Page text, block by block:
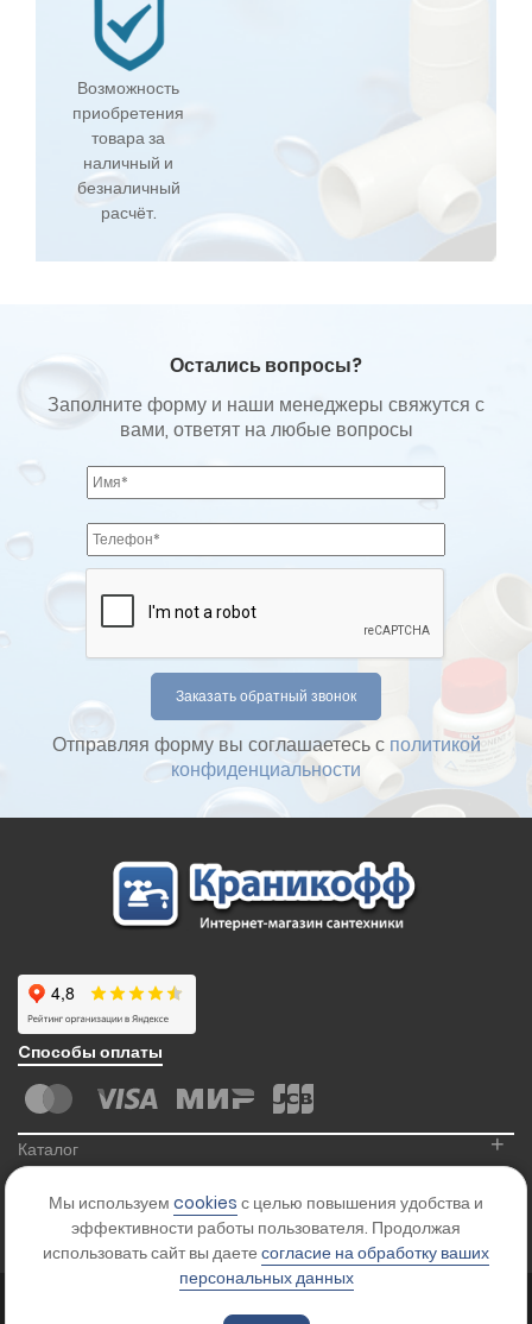
Возможность
приобретения
товара за
наличный и
безналичный
расчёт.
Остались вопросы?
Заполните форму и наши менеджеры свяжутся с
вами, ответят на любые вопросы
Отправляя форму вы соглашаетесь с политикой
конфиденциальности
Cпособы оплаты
Каталог +
Контакты
. Все права защищены.
Мы используем cookies с целью повышения удобства и
эффективности работы пользователя. Продолжая
использовать сайт вы даете согласие на обработку ваших
персональных данных